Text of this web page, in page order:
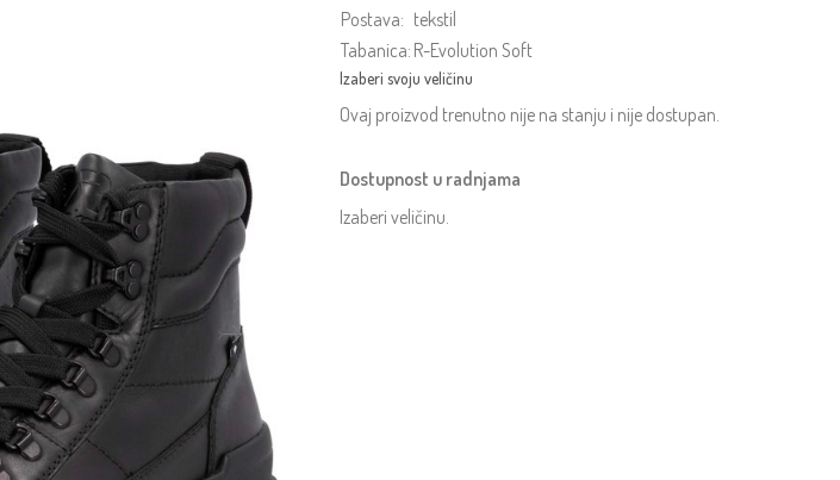
Postava: tekstil
Tabanica: R-Evolution Soft
Ovaj proizvod trenutno nije na stanju i nije dostupan.
Dostupnost u radnjama
Izaberi veličinu.